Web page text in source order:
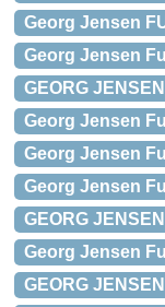
Georg Jensen
Georg Jensen
GEORG
Georg Jensen
Georg Jensen
Georg Jensen
GEORG
Georg Jensen
GEORG